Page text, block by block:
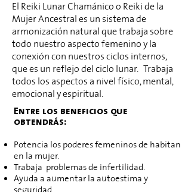
El Reiki Lunar Chamánico o Reiki de la
Mujer Ancestral es un sistema de
armonización natural que trabaja sobre
todo nuestro aspecto femenino y la
conexión con nuestros ciclos internos,
que es un reflejo del ciclo lunar. Trabaja
todos los aspectos a nivel físico, mental,
emocional y espiritual.
Entre los beneficios que
obtendrás:
Potencia los poderes femeninos de habitan
en la mujer.
Trabaja problemas de infertilidad.
Ayuda a aumentar la autoestima y
seguridad.